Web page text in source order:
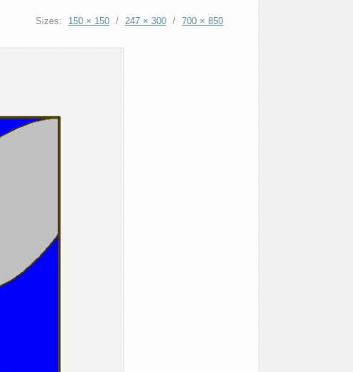
Sizes: 150 × 150 / 247 × 300 / 700 × 850